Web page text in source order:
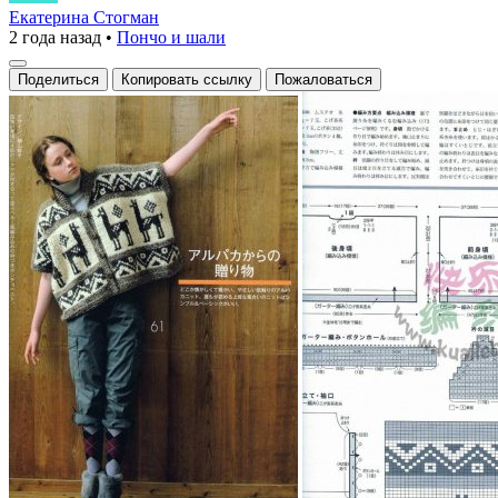
с
альпаками
Екатерина Стогман
2 года назад • Пончо и шали
Поделиться Копировать ссылку Пожаловаться